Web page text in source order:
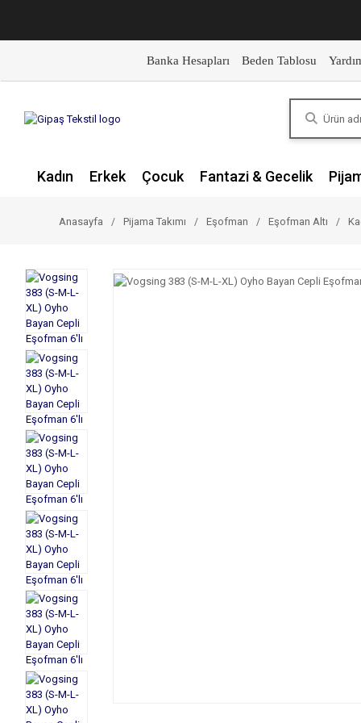
Banka Hesapları Beden Tablosu
Kadın Erkek Çocuk Fantazi & Gecelik
Anasayfa Pijama Takımı Eşofman Eşofman Altı